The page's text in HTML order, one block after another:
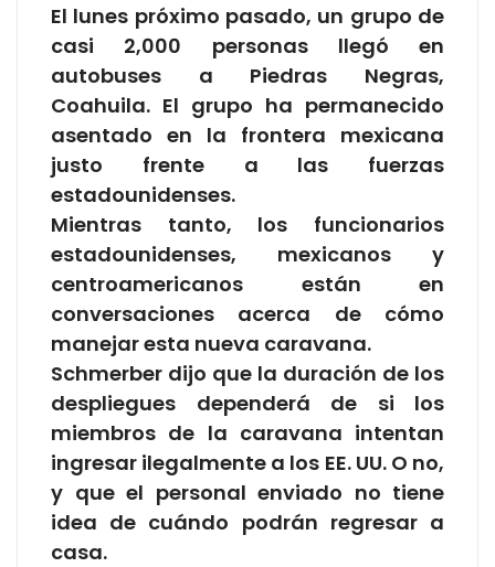
El lunes próximo pasado, un grupo de
casi 2,000 personas llegó en
autobuses a Piedras Negras,
Coahuila. El grupo ha permanecido
asentado en la frontera mexicana
justo frente a las fuerzas
estadounidenses.
Mientras tanto, los funcionarios
estadounidenses, mexicanos y
centroamericanos están en
conversaciones acerca de cómo
manejar esta nueva caravana.
Schmerber dijo que la duración de los
despliegues dependerá de si los
miembros de la caravana intentan
ingresar ilegalmente a los EE. UU. O no,
y que el personal enviado no tiene
idea de cuándo podrán regresar a
casa.